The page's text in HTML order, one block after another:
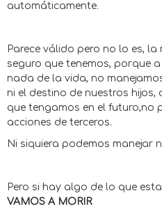
automáticamente.
Parece válido pero no lo es, la
seguro que tenemos, porque
nada de la vida, no
ni el destino de nuestros hijos,
que tengamos en el futuro,no
acciones de terceros.
Ni siquiera podemos manejar
Pero si hay algo de lo que
VAMOS A MORIR